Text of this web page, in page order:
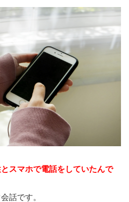
スマホで電話をしていたんで
話です。